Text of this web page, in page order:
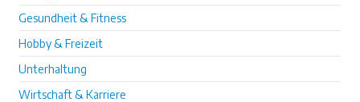
Gesundheit & Fitness
Hobby & Freizeit
Unterhaltung
Wirtschaft & Karriere